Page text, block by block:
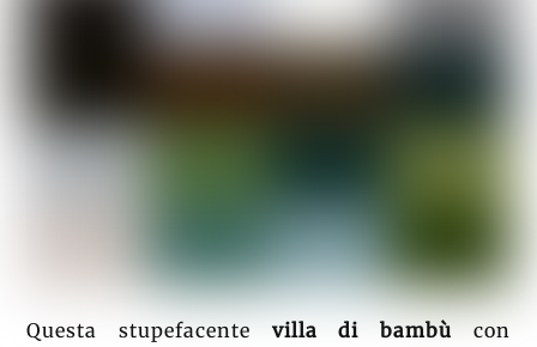
Questa stupefacente villa di bambù con